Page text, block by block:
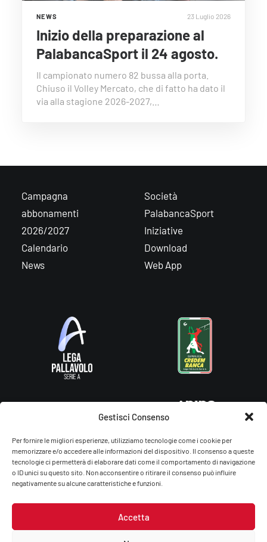
Gestisci Consenso
Per fornire le migliori esperienze, utilizziamo tecnologie come i cookie per
memorizzare e/o accedere alle informazioni del dispositivo. Il consenso a queste
tecnologie ci permetterà di elaborare dati come il comportamento di navigazione
o ID unici su questo sito. Non acconsentire o ritirare il consenso può influire
negativamente su alcune caratteristiche e funzioni.
Accetta
NEWS 23 Luglio 2026
Inizio della preparazione al
PalabancaSport il 24 agosto.
Il campionato numero 82 bussa alla porta.
Chiuso il Volley Mercato, che di fatto ha dato il
via alla stagione 2026-2027,…
Campagna
abbonamenti
2026/2027
Calendario
News
Società
PalabancaSport
Iniziative
Download
Web App
Gas Sales Bluenergy Volley Piacenza – You Energy Volley Ssdrl
P.Iva/C.F.: 01764660336